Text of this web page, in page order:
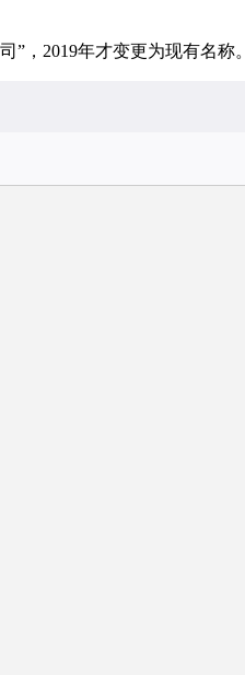
，2019年才变更为现有名称。